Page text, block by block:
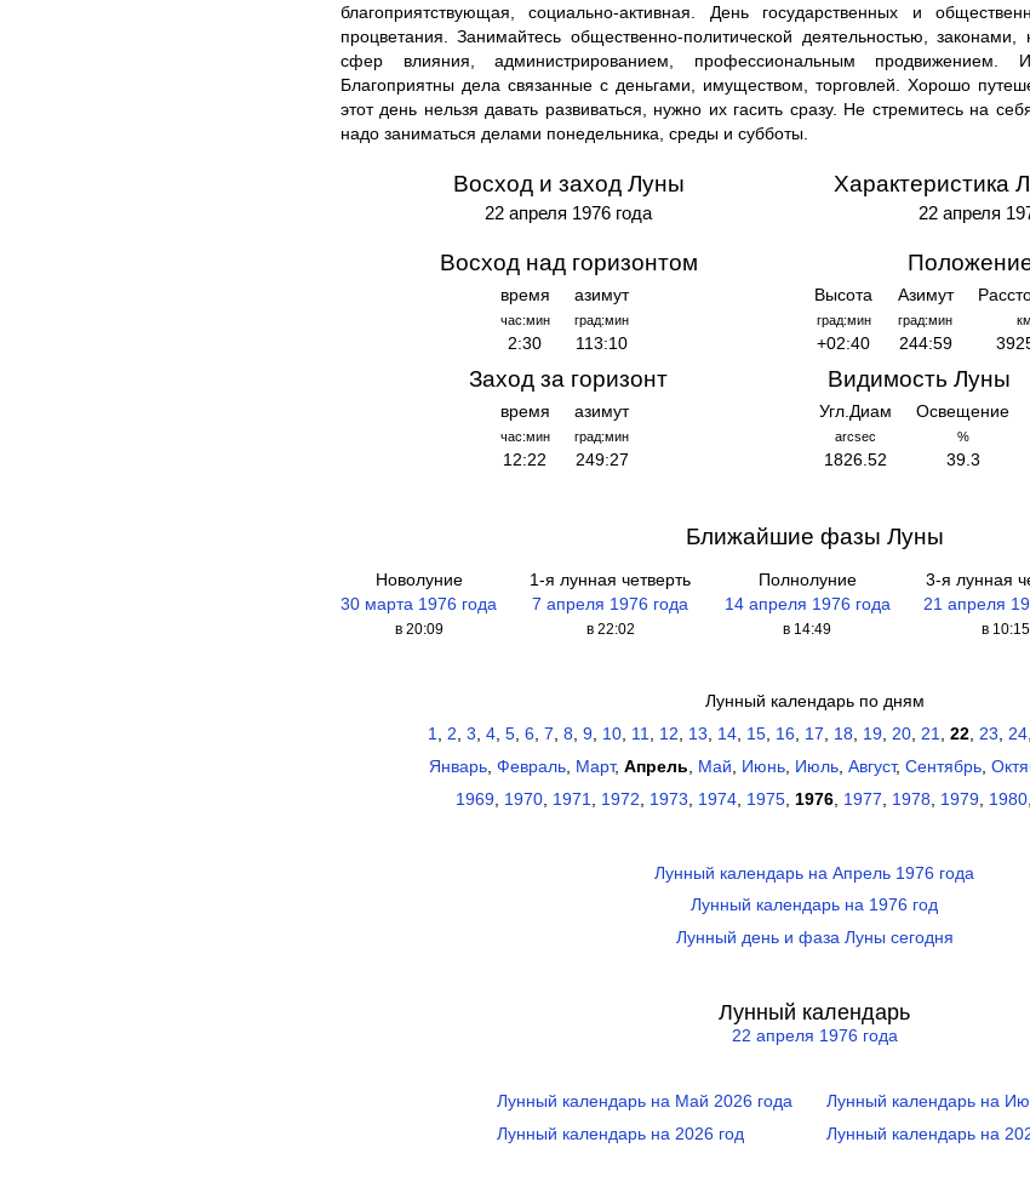
благоприятствующая, социально-активная. День государственных и
процветания. Занимайтесь общественно-политической деятельностью,
сфер влияния, администрированием, профессиональным продвижением.
Благоприятны дела связанные с деньгами, имуществом, торговлей. Хорошо
этот день нельзя давать развиваться, нужно их гасить сразу. Не стремитесь на
надо заниматься делами понедельника, среды и субботы.
Восход и заход Луны
22 апреля 1976 года
Восход над горизонтом
время
час:мин
2:30
азимут
град:мин
113:10
Заход за горизонт
время
час:мин
12:22
азимут
град:мин
249:27
Характеристика
22 апреля
Высота
град:мин
+02:40
Азимут
град:мин
244:59
км
Видимость Луны
Угл.Диам
arcsec
1826.52
Освещение
%
39.3
Ближайшие фазы Луны
Новолуние
30 марта 1976 года
в 20:09
1-я лунная четверть
7 апреля 1976 года
в 22:02
Полнолуние
14 апреля 1976 года
в 14:49
3-я лунная
21 апреля
в 10:15
Лунный календарь по дням
1, 2, 3, 4, 5, 6, 7, 8, 9, 10, 11, 12, 13, 14, 15, 16, 17, 18, 19, 20, 21, 22, 23, 24,
Январь, Февраль, Март, Апрель Май Июнь, Июль, Август, Сентябрь,
1969 1970 1971 1972 1973 1974 1975 1976 1977 1978 1979 1980
Лунный календарь на Апрель 1976 года
Лунный календарь на 1976 год
Лунный день и фаза Луны сегодня
Лунный календарь
22 апреля 1976 года
Лунный календарь на Май 2026 года
Лунный календарь на 2026 год
Лунный календарь на
Лунный календарь на